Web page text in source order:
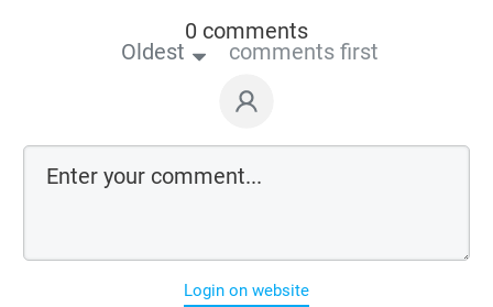
0 comments
Oldest comments first
Login on website